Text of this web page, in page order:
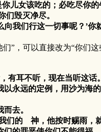
该吃的；必吃尽你的
毁灭净尽。
行这一切事呢？’你就
可以直接改为“你们这些
耳不听，现在当听这话。
的定例，用沙为海的
去。
神，他按时赐雨，就